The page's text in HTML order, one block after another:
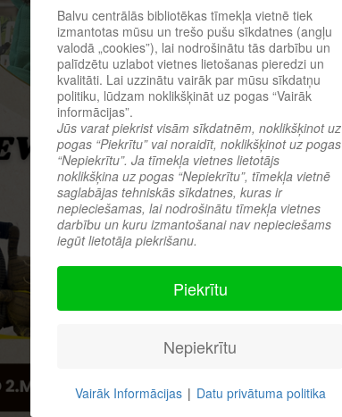
Balvu centrālās bibliotēkas tīmekļa vietnē tiek
izmantotas mūsu un trešo pušu sīkdatnes (angļu
valodā „cookies”), lai nodrošinātu tās darbību un
palīdzētu uzlabot vietnes lietošanas pieredzi un
kvalitāti. Lai uzzinātu vairāk par mūsu sīkdatņu
politiku, lūdzam noklikšķināt uz pogas “Vairāk
informācijas”.
Jūs varat piekrist visām sīkdatnēm, noklikšķinot uz
pogas “Piekrītu” vai noraidīt, noklikšķinot uz pogas
“Nepiekrītu”. Ja tīmekļa vietnes lietotājs
noklikšķina uz pogas “Nepiekrītu”, tīmekļa vietnē
saglabājas tehniskās sīkdatnes, kuras ir
nepieciešamas, lai nodrošinātu tīmekļa vietnes
darbību un kuru izmantošanai nav nepieciešams
iegūt lietotāja piekrišanu.
Piekrītu
Nepiekrītu
Vairāk Informācijas | Datu privātuma politika